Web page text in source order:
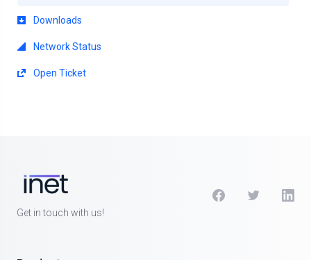
Downloads
Network Status
Open Ticket
Get in touch with us!